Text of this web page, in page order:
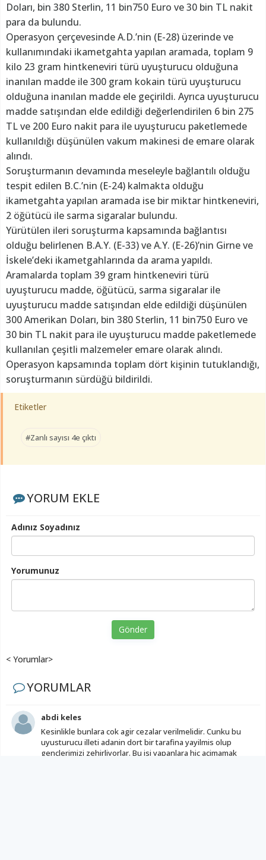
Doları, bin 380 Sterlin, 11 bin750 Euro ve 30 bin TL nakit
para da bulundu.
Operasyon çerçevesinde A.D.’nin (E-28) üzerinde ve
kullanımındaki ikametgahta yapılan aramada, toplam 9
kilo 23 gram hintkeneviri türü uyuşturucu olduğuna
inanılan madde ile 300 gram kokain türü uyuşturucu
olduğuna inanılan madde ele geçirildi. Ayrıca uyuşturucu
madde satışından elde edildiği değerlendirilen 6 bin 275
TL ve 200 Euro nakit para ile uyuşturucu paketlemede
kullanıldığı düşünülen vakum makinesi de emare olarak
alındı.
Soruşturmanın devamında meseleyle bağlantılı olduğu
tespit edilen B.C.’nin (E-24) kalmakta olduğu
ikametgahta yapılan aramada ise bir miktar hintkeneviri,
2 öğütücü ile sarma sigaralar bulundu.
Yürütülen ileri soruşturma kapsamında bağlantısı
olduğu belirlenen B.A.Y. (E-33) ve A.Y. (E-26)’nin Girne ve
İskele’deki ikametgahlarında da arama yapıldı.
Aramalarda toplam 39 gram hintkeneviri türü
uyuşturucu madde, öğütücü, sarma sigaralar ile
uyuşturucu madde satışından elde edildiği düşünülen
300 Amerikan Doları, bin 380 Sterlin, 11 bin750 Euro ve
30 bin TL nakit para ile uyuşturucu madde paketlemede
kullanılan çeşitli malzemeler emare olarak alındı.
Operasyon kapsamında toplam dört kişinin tutuklandığı,
soruşturmanın sürdüğü bildirildi.
Etiketler
#Zanlı sayısı 4e çıktı
YORUM EKLE
Adınız Soyadınız
Yorumunuz
Gönder
< Yorumlar>
YORUMLAR
abdi keles
Kesinlikle bunlara cok agir cezalar verilmelidir. Cunku bu
uyusturucu illeti adanin dort bir tarafina yayilmis olup
genclerimizi zehirliyorlar. Bu isi yapanlara hic acimamak